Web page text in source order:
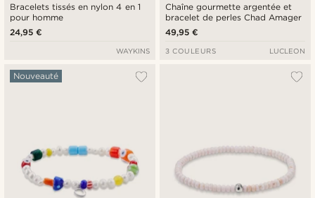
Bracelets tissés en nylon 4 en 1
pour homme
24,95 €
WAYKINS
Chaîne gourmette argentée et
bracelet de perles Chad Amager
49,95 €
3 COULEURS LUCLEON
Nouveauté